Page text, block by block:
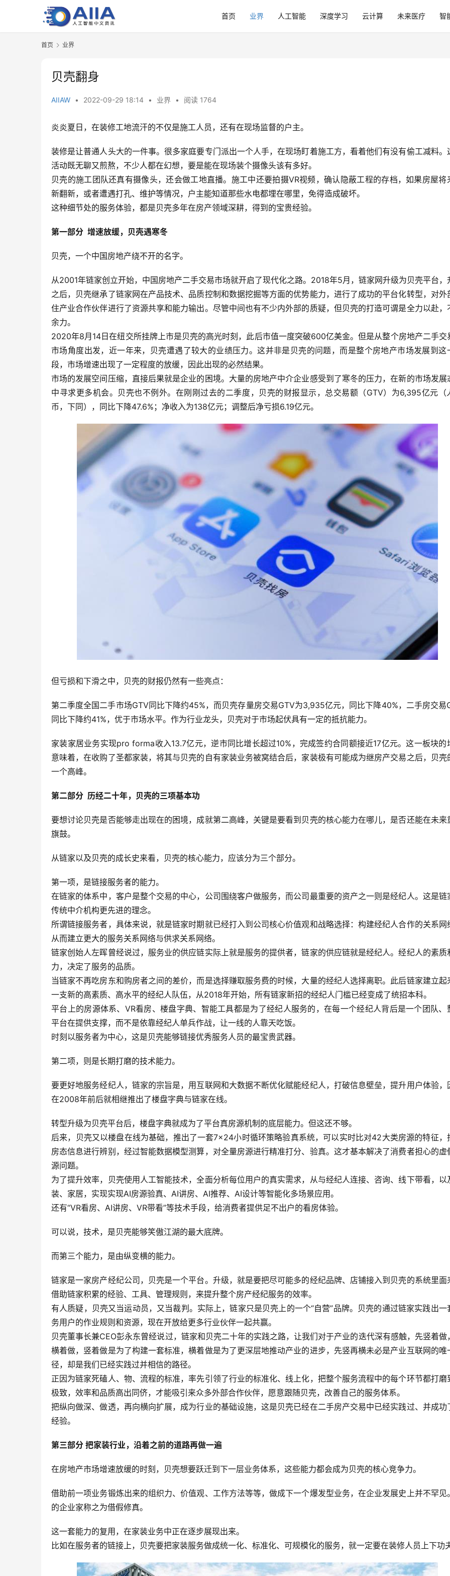
首页 业界 人工智能 深度学习 云计算 未来医疗 智
首页 业界
贝壳翻身
AIIAW • 2022-09-29 18:14 • 业界 • 阅读 1764
炎炎夏日，在装修工地流汗的不仅是施工人员，还有在现场监督的户主。
装修是让普通人头大的一件事。很多家庭要专门派出一个人手，在现场盯着施工方，看着他们有没有偷工减料。
活动既无聊又煎熬，不少人都在幻想，要是能在现场装个摄像头该有多好。
贝壳的施工团队还真有摄像头，还会做工地直播。施工中还要拍摄VR视频，确认隐蔽工程的存档，如果房屋将
新翻新，或者遭遇打孔、维护等情况，户主能知道那些水电都埋在哪里，免得造成破坏。
这种细节处的服务体验，都是贝壳多年在房产领域深耕，得到的宝贵经验。
第一部分  增速放缓，贝壳遇寒冬
贝壳，一个中国房地产绕不开的名字。
从2001年链家创立开始，中国房地产二手交易市场就开启了现代化之路。2018年5月，链家网升级为贝壳平台，
之后，贝壳继承了链家网在产品技术、品质控制和数据挖掘等方面的优势能力，进行了成功的平台化转型，对外
住产业合作伙伴进行了资源共享和能力输出。尽管中间也有不少内外部的质疑，但贝壳的打造可谓是全力以赴，
余力。
2020年8月14日在纽交所挂牌上市是贝壳的高光时刻，此后市值一度突破600亿美金。但是从整个房地产二手交
市场角度出发，近一年来，贝壳遭遇了较大的业绩压力。这并非是贝壳的问题，而是整个房地产市场发展到这
段，市场增速出现了一定程度的放缓，因此出现的必然结果。
市场的发展空间压缩，直接后果就是企业的困境。大量的房地产中介企业感受到了寒冬的压力，在新的市场发展
中寻求更多机会。贝壳也不例外。在刚刚过去的二季度，贝壳的财报显示，总交易额（GTV）为6,395亿元（
币，下同），同比下降47.6%；净收入为138亿元；调整后净亏损6.19亿元。
但亏损和下滑之中，贝壳的财报仍然有一些亮点：
第二季度全国二手市场GTV同比下降约45%，而贝壳存量房交易GTV为3,935亿元，同比下降40%，二手房交易
同比下降约41%，优于市场水平。作为行业龙头，贝壳对于市场起伏具有一定的抵抗能力。
家装家居业务实现pro forma收入13.7亿元，逆市同比增长超过10%，完成签约合同额接近17亿元。这一板块的
意味着，在收购了圣都家装，将其与贝壳的自有家装业务被窝结合后，家装极有可能成为继房产交易之后，贝壳
一个高峰。
第二部分  历经二十年，贝壳的三项基本功
要想讨论贝壳是否能够走出现在的困境，成就第二高峰，关键是要看到贝壳的核心能力在哪儿，是否还能在未来
旗鼓。
从链家以及贝壳的成长史来看，贝壳的核心能力，应该分为三个部分。
第一项，是链接服务者的能力。
在链家的体系中，客户是整个交易的中心，公司围绕客户做服务，而公司最重要的资产之一则是经纪人。这是链
传统中介机构更先进的理念。
所谓链接服务者，具体来说，就是链家时期就已经打入到公司核心价值观和战略选择：构建经纪人合作的关系网
从而建立更大的服务关系网络与供求关系网络。
链家创始人左晖曾经说过，服务业的供应链实际上就是服务的提供者，链家的供应链就是经纪人。经纪人的素质
力，决定了服务的品质。
当链家不再吃房东和购房者之间的差价，而是选择赚取服务费的时候，大量的经纪人选择离职。此后链家建立起
一支新的高素质、高水平的经纪人队伍，从2018年开始，所有链家新招的经纪人门槛已经变成了统招本科。
平台上的房源体系、VR看房、楼盘字典、智能工具都是为了经纪人服务的，在每一个经纪人背后是一个团队、
平台在提供支撑，而不是依靠经纪人单兵作战，让一线的人靠天吃饭。
时刻以服务者为中心，这是贝壳能够链接优秀服务人员的最宝贵武器。
第二项，则是长期打磨的技术能力。
要更好地服务经纪人，链家的宗旨是，用互联网和大数据不断优化赋能经纪人，打破信息壁垒，提升用户体验，
在2008年前后就相继推出了楼盘字典与链家在线。
转型升级为贝壳平台后，楼盘字典就成为了平台真房源机制的底层能力。但这还不够。
后来，贝壳又以楼盘在线为基础，推出了一套7×24小时循环策略验真系统，可以实时比对42大类房源的特征，
房态信息进行辨别，经过智能数据模型测算，对全量房源进行精准打分、验真。这才基本解决了消费者担心的虚
源问题。
为了提升效率，贝壳使用人工智能技术，全面分析每位用户的真实需求，从与经纪人连接、咨询、线下带看，以
装、家居，实现实现AI房源验真、AI讲房、AI推荐、AI设计等智能化多场景应用。
还有“VR看房、AI讲房、VR带看”等技术手段，给消费者提供足不出户的看房体验。
可以说，技术，是贝壳能够笑傲江湖的最大底牌。
而第三个能力，是由纵变横的能力。
链家是一家房产经纪公司，贝壳是一个平台。升级，就是要把尽可能多的经纪品牌、店铺接入到贝壳的系统里面
借助链家积累的经验、工具、管理规则，来提升整个房产经纪服务的效率。
有人质疑，贝壳又当运动员，又当裁判。实际上，链家只是贝壳上的一个“自营”品牌。贝壳的通过链家实践出一
务用户的作业规则和资源，现在开放给更多行业伙伴一起共赢。
贝壳董事长兼CEO彭永东曾经说过，链家和贝壳二十年的实践之路，让我们对于产业的迭代深有感触，先竖着做
横着做，竖着做是为了构建一套标准，横着做是为了更深层地推动产业的进步，先竖再横未必是产业互联网的唯
径，却是我们已经实践过并相信的路径。
正因为链家死磕人、物、流程的标准，率先引领了行业的标准化、线上化，把整个服务流程中的每个环节都打磨
极致，效率和品质高出同侪，才能吸引来众多外部合作伙伴，愿意跟随贝壳，改善自己的服务体系。
把纵向做深、做透，再向横向扩展，成为行业的基础设施，这是贝壳已经在二手房产交易中已经实践过、并成功
经验。
第三部分 把家装行业，沿着之前的道路再做一遍
在房地产市场增速放缓的时刻，贝壳想要跃迁到下一层业务体系，这些能力都会成为贝壳的核心竞争力。
借助前一项业务锻炼出来的组织力、价值观、工作方法等等，做成下一个爆发型业务，在企业发展史上并不罕见
的企业家称之为借假修真。
这一套能力的复用，在家装业务中正在逐步展现出来。
比如在服务者的链接上，贝壳要把家装服务做成统一化、标准化、可规模化的服务，就一定要在装修人员上下功夫